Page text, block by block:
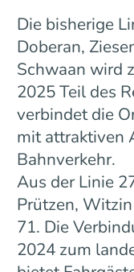
Die bisherige
Doberan,
Schwaan wird
2025 Teil des
verbindet die
mit attraktiven
Bahnverkehr.
Aus der Linie
Prützen,
71. Die
2024 zum